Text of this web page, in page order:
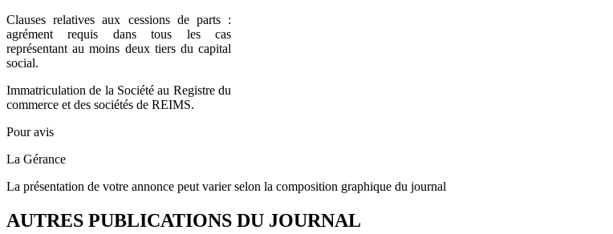
Clauses relatives aux cessions de parts :
agrément requis dans tous les cas
représentant au moins deux tiers du capital
social.
Immatriculation de la Société au Registre du
commerce et des sociétés de REIMS.
Pour avis
La Gérance
La présentation de votre annonce peut varier selon la composition graphique du journal
AUTRES PUBLICATIONS DU JOURNAL